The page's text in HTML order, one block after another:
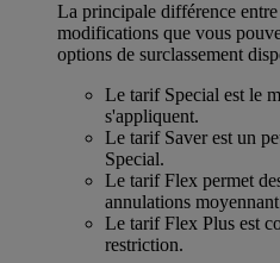
La principale différence
modifications que vous
options de surclassement
Le tarif Special est le
s'appliquent.
Le tarif Saver est un
Special.
Le tarif Flex permet
annulations
Le tarif Flex Plus est
restriction.